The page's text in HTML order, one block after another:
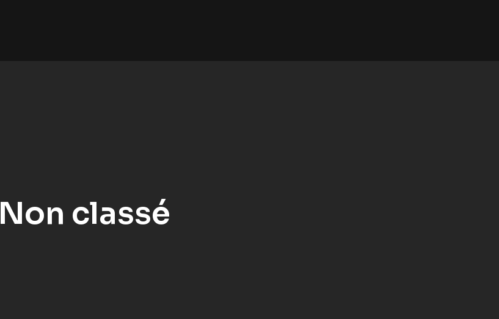
Non classé